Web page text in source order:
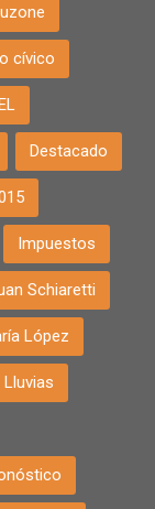
cívico
Destacado
Impuestos
Schiaretti
López
Lluvias